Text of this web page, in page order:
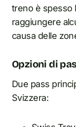
treno è spesso
raggiungere
causa delle
Opzioni di
Due pass
Svizzera: